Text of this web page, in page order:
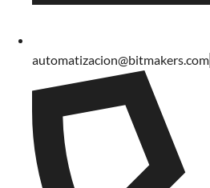
automatizacion@bitmakers.com